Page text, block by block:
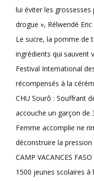
lui éviter les grossesses
drogue », Rélwendé
Le sucre, la pomme de
ingrédients qui sauvent
Festival International
récompensés à la
CHU Sourô : Souffrant
accouche un garçon de
Femme accomplie ne
déconstruire la pression
CAMP VACANCES
1500 jeunes scolaires à